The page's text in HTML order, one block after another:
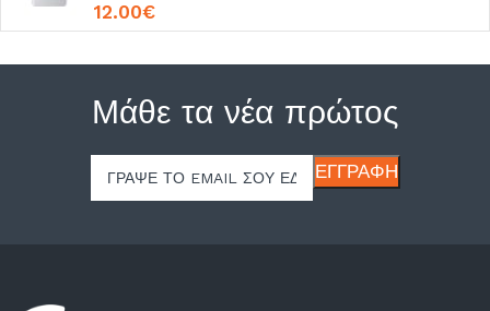
12.00€
Μάθε τα νέα πρώτος